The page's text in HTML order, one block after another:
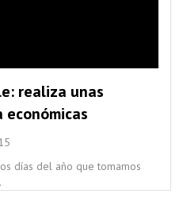
realiza unas
días del año que tomamos